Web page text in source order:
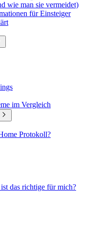
wie man sie vermeidet)
für Einsteiger
im Vergleich
Protokoll?
das richtige für mich?